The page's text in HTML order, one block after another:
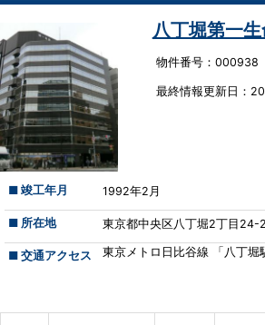
八丁堀第一
物件番号：000938
最終情報更新⽇：
■ 竣工年月 1992年2月
■ 所在地 東京都中央区八丁堀2丁目24-2
■ 交通アクセス 東京メトロ日比谷線 「八丁堀